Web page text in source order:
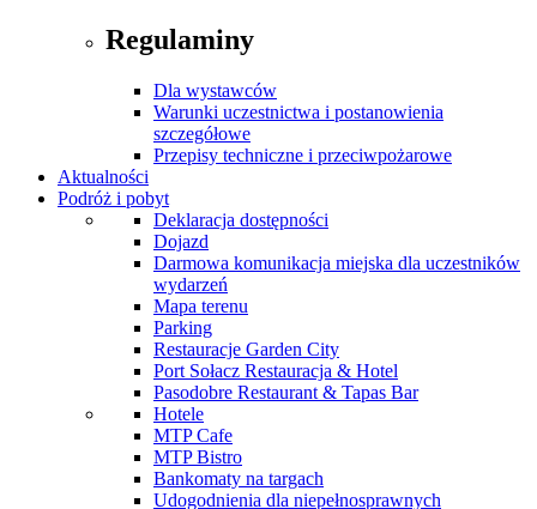
Regulaminy
Dla wystawców
Warunki uczestnictwa i postanowienia
szczegółowe
Przepisy techniczne i przeciwpożarowe
Aktualności
Podróż i pobyt
Deklaracja dostępności
Dojazd
Darmowa komunikacja miejska dla uczestników
wydarzeń
Mapa terenu
Parking
Restauracje Garden City
Port Sołacz Restauracja & Hotel
Pasodobre Restaurant & Tapas Bar
Hotele
MTP Cafe
MTP Bistro
Bankomaty na targach
Udogodnienia dla niepełnosprawnych